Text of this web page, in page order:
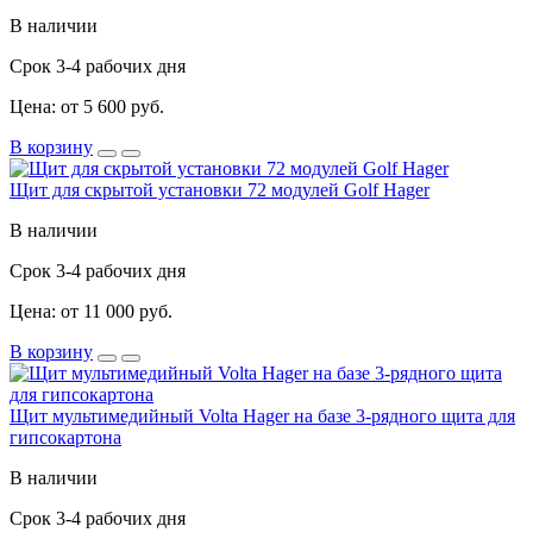
В наличии
Срок 3-4 рабочих дня
Цена: от 5 600 руб.
В корзину
Щит для скрытой установки 72 модулей Golf Hager
В наличии
Срок 3-4 рабочих дня
Цена: от 11 000 руб.
В корзину
Щит мультимедийный Volta Hager на базе 3-рядного щита для
гипсокартона
В наличии
Срок 3-4 рабочих дня